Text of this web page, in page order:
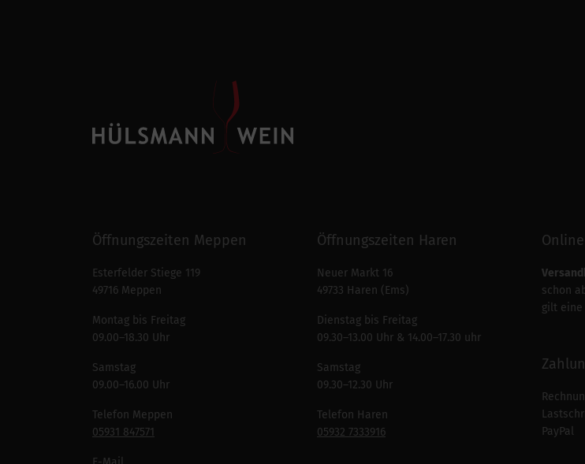
Öffnungszeiten Meppen
Esterfelder Stiege 119
49716 Meppen
Montag bis Freitag
09.00–18.30 Uhr
Samstag
09.00–16.00 Uhr
Telefon Meppen
05931 847571
Öffnungszeiten Haren
Neuer Markt 16
49733 Haren (Ems)
Dienstag bis Freitag
09.30–13.00 Uhr & 14.00–17.30 uhr
Samstag
09.30–12.30 Uhr
Telefon Haren
05932 7333916
schon
gilt eine
PayPal